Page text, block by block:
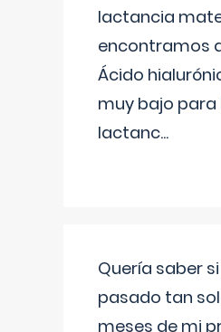
lactancia
encontramos
Ácido
muy bajo para
lactanc...
Quería saber
pasado tan
meses de mi